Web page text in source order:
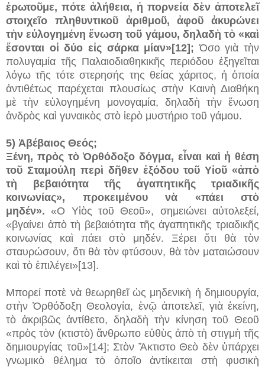
ἐρωτοῦμε, πότε ἀλήθεια, ἡ πορνεία δὲν ἀποτελεῖ
στοιχεῖο πληθυντικοῦ ἀριθμοῦ, ἀφοῦ ἀκυρώνει
τὴν εὐλογημένη ἕνωση τοῦ γάμου, δηλαδὴ τὸ «καὶ
ἔσονται οἱ δύο εἰς σάρκα μίαν»[12]; Όσο γιὰ τὴν
πολυγαμία τῆς Παλαιοδιαθηκικῆς περιόδου ἐξηγεῖται
λόγω τῆς τότε στερησής της θείας χάριτος, ἡ ὁποία
ἀντιθέτως παρέχεται πλουσίως στὴν Καινὴ Διαθήκη
μὲ τὴν εὐλογημένη μονογαμία, δηλαδὴ τὴν ἕνωση
ἀνδρὸς καὶ γυναικὸς στὸ ἱερὸ μυστήριο τοῦ γάμου.
5) Ἀβέβαιος Θεός;
Ξένη, πρὸς τὸ Ὀρθόδοξο δόγμα, εἶναι καὶ ἡ θέση
τοῦ Σταμούλη περὶ δῆθεν ἐξόδου τοῦ Υἱοῦ «ἀπὸ
τὴ βεβαιότητα τῆς ἀγαπητικῆς τριαδικῆς
κοινωνίας», προκειμένου νὰ «πάει στὸ
μηδέν». «O Υἱὸς τοῦ Θεοῦ», σημειώνει αὐτολεξεί,
«βγαίνει ἀπὸ τὴ βεβαιότητα τῆς ἀγαπητικῆς τριαδικῆς
κοινωνίας καὶ πάει στὸ μηδέν. Ξέρει ὅτι θὰ τὸν
σταυρώσουν, ὅτι θὰ τὸν φτύσουν, θὰ τὸν ματαιώσουν
καὶ τὸ ἐπιλέγει»[13].
Μπορεί ποτὲ νὰ θεωρηθεῖ ὡς μηδενικὴ ἡ δημιουργία,
στὴν Ὀρθόδοξη Θεολογία, ἐνῷ ἀποτελεῖ, γιὰ ἐκείνη,
τὸ ἀκριβῶς ἀντίθετο, δηλαδὴ τὴν κίνηση τοῦ Θεοῦ
«πρὸς τὸν (κτιστὸ) ἄνθρωπο εὐθὺς ἀπὸ τὴ στιγμὴ τῆς
δημιουργίας τοῦ»[14]; Στὸν Ἄκτιστο Θεὸ δὲν ὑπάρχει
γνωμικὸ θέλημα τὸ ὁποῖο ἀντίκειται στὴ φυσικὴ